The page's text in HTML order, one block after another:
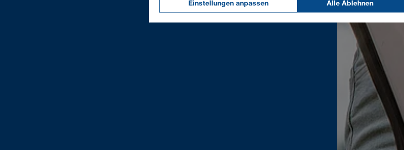
Einstellungen anpassen Alle Ablehnen